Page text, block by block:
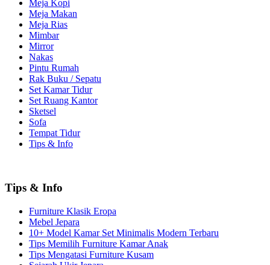
Meja Kopi
Meja Makan
Meja Rias
Mimbar
Mirror
Nakas
Pintu Rumah
Rak Buku / Sepatu
Set Kamar Tidur
Set Ruang Kantor
Sketsel
Sofa
Tempat Tidur
Tips & Info
Tips & Info
Furniture Klasik Eropa
Mebel Jepara
10+ Model Kamar Set Minimalis Modern Terbaru
Tips Memilih Furniture Kamar Anak
Tips Mengatasi Furniture Kusam